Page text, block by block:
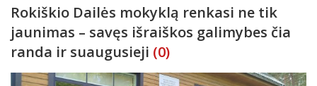
Rokiškio Dailės mokyklą renkasi ne tik
jaunimas – savęs išraiškos galimybes čia
randa ir suaugusieji (0)